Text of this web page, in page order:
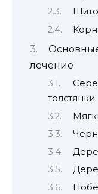
лечение
толстянки